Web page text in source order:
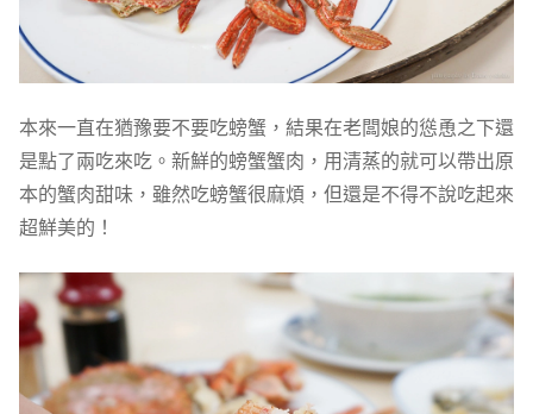
本來一直在猶豫要不要吃螃蟹，結果在老闆娘的慫恿之下還
是點了兩吃來吃。新鮮的螃蟹蟹肉，用清蒸的就可以帶出原
本的蟹肉甜味，雖然吃螃蟹很麻煩，但還是不得不說吃起來
超鮮美的！